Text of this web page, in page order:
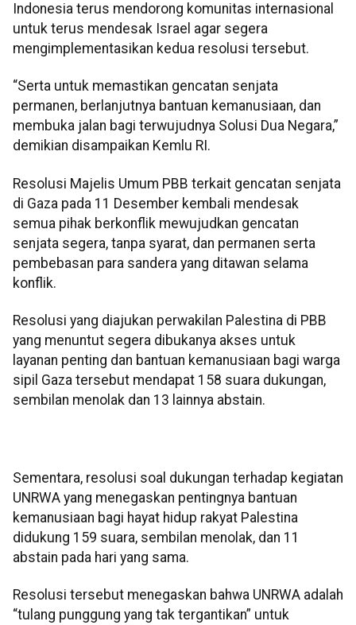
Indonesia terus mendorong komunitas internasional
untuk terus mendesak Israel agar segera
mengimplementasikan kedua resolusi tersebut.
“Serta untuk memastikan gencatan senjata
permanen, berlanjutnya bantuan kemanusiaan, dan
membuka jalan bagi terwujudnya Solusi Dua Negara,”
demikian disampaikan Kemlu RI.
Resolusi Majelis Umum PBB terkait gencatan senjata
di Gaza pada 11 Desember kembali mendesak
semua pihak berkonflik mewujudkan gencatan
senjata segera, tanpa syarat, dan permanen serta
pembebasan para sandera yang ditawan selama
konflik.
Resolusi yang diajukan perwakilan Palestina di PBB
yang menuntut segera dibukanya akses untuk
layanan penting dan bantuan kemanusiaan bagi warga
sipil Gaza tersebut mendapat 158 suara dukungan,
sembilan menolak dan 13 lainnya abstain.
Sementara, resolusi soal dukungan terhadap kegiatan
UNRWA yang menegaskan pentingnya bantuan
kemanusiaan bagi hayat hidup rakyat Palestina
didukung 159 suara, sembilan menolak, dan 11
abstain pada hari yang sama.
Resolusi tersebut menegaskan bahwa UNRWA adalah
“tulang punggung yang tak tergantikan” untuk